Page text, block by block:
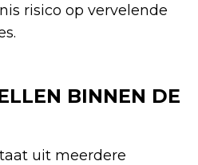
risico op vervelende
BINNEN DE
uit meerdere